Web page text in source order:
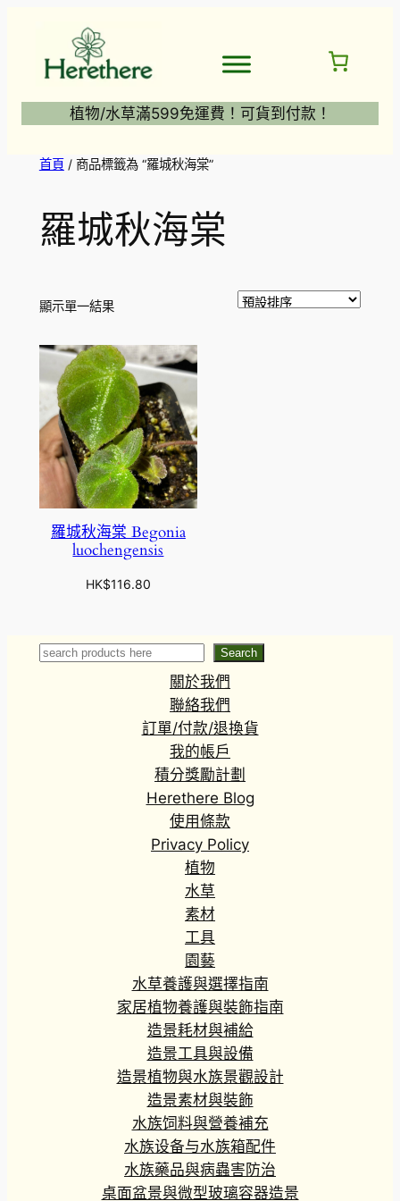
植物/水草滿599免運費！可貨到付款！
首頁/ 商品標籤為 “羅城秋海棠”
羅城秋海棠
顯示單一結果
羅城秋海棠 Begonia
luochengensis
HK$116.80
Search Search
關於我們
聯絡我們
訂單/付款/退換貨
我的帳戶
積分獎勵計劃
Herethere Blog
使用條款
Privacy Policy
植物
水草
素材
工具
園藝
水草養護與選擇指南
家居植物養護與裝飾指南
造景耗材與補給
造景工具與設備
造景植物與水族景觀設計
造景素材與裝飾
水族饲料與營養補充
水族设备与水族箱配件
水族藥品與病蟲害防治
桌面盆景與微型玻璃容器造景